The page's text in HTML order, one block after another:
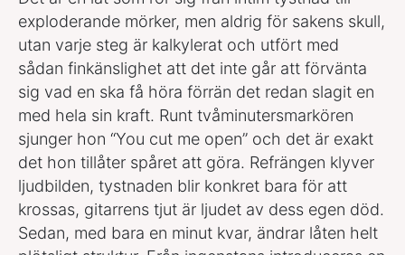
exploderande mörker, men aldrig för sakens skull,
utan varje steg är kalkylerat och utfört med
sådan finkänslighet att det inte går att förvänta
sig vad en ska få höra förrän det redan slagit en
med hela sin kraft. Runt tvåminutersmarkören
sjunger hon “You cut me open” och det är exakt
det hon tillåter spåret att göra. Refrängen klyver
ljudbilden, tystnaden blir konkret bara för att
krossas, gitarrens tjut är ljudet av dess egen död.
Sedan, med bara en minut kvar, ändrar låten helt